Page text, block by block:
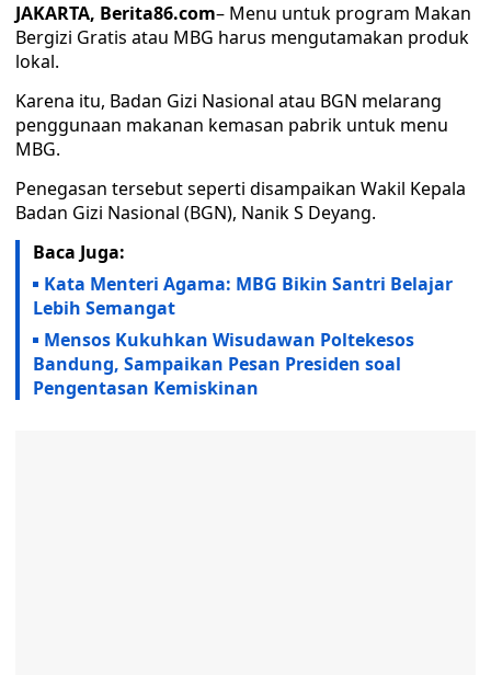
JAKARTA, Berita86.com– Menu untuk program Makan
Bergizi Gratis atau MBG harus mengutamakan produk
lokal.
Karena itu, Badan Gizi Nasional atau BGN melarang
penggunaan makanan kemasan pabrik untuk menu
MBG.
Penegasan tersebut seperti disampaikan Wakil Kepala
Badan Gizi Nasional (BGN), Nanik S Deyang.
Baca Juga:
Kata Menteri Agama: MBG Bikin Santri Belajar
Lebih Semangat
Mensos Kukuhkan Wisudawan Poltekesos
Bandung, Sampaikan Pesan Presiden soal
Pengentasan Kemiskinan